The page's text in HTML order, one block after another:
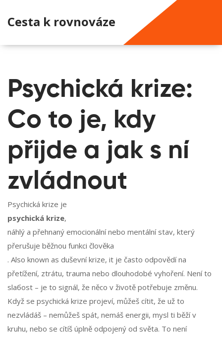
Cesta k rovnováze
Psychická krize:
Co to je, kdy
přijde a jak s ní
zvládnout
Psychická krize je
psychická krize,
náhlý a přehnaný emocionální nebo mentální stav, který
přerušuje běžnou funkci člověka
. Also known as duševní krize, it je často odpovědí na
přetížení, ztrátu, trauma nebo dlouhodobé vyhoření. Není to
slабost – je to signál, že něco v životě potřebuje změnu.
Když se psychická krize projeví, můžeš cítit, že už to
nezvládáš – nemůžeš spát, nemáš energii, mysl ti běží v
kruhu, nebo se cítíš úplně odpojený od světa. To není